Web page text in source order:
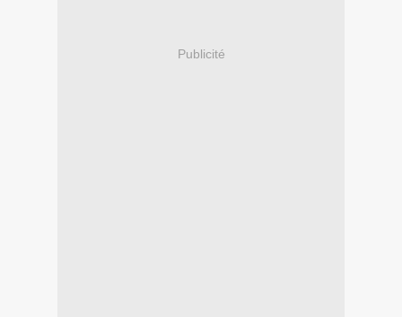
Publicité